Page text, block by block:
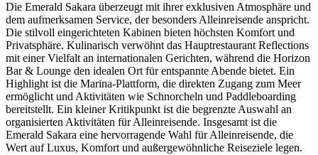
Die Emerald Sakara überzeugt mit ihrer exklusiven Atmosphäre und
dem aufmerksamen Service, der besonders Alleinreisende anspricht.
Die stilvoll eingerichteten Kabinen bieten höchsten Komfort und
Privatsphäre. Kulinarisch verwöhnt das Hauptrestaurant Reflections
mit einer Vielfalt an internationalen Gerichten, während die Horizon
Bar & Lounge den idealen Ort für entspannte Abende bietet. Ein
Highlight ist die Marina-Plattform, die direkten Zugang zum Meer
ermöglicht und Aktivitäten wie Schnorcheln und Paddleboarding
bereitstellt. Ein kleiner Kritikpunkt ist die begrenzte Auswahl an
organisierten Aktivitäten für Alleinreisende. Insgesamt ist die
Emerald Sakara eine hervorragende Wahl für Alleinreisende, die
Wert auf Luxus, Komfort und außergewöhnliche Reiseziele legen.